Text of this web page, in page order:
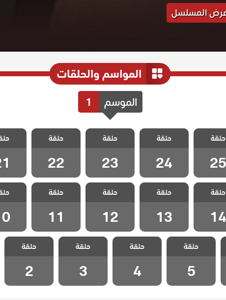
المسلسل
المواسم والحلقات
الموسم 1
وجع
الحلقة
25
حلقة
25
مسلسل وجع
القلب الحلقة
24
حلقة
24
مسلسل وجع
القلب الحلقة
23
حلقة
23
مسلسل وجع
القلب الحلقة
22
حلقة
22
القلب
وجع
الحلقة
14
حلقة
14
مسلسل وجع
القلب الحلقة
13
حلقة
13
مسلسل وجع
القلب الحلقة
12
حلقة
12
مسلسل وجع
القلب الحلقة
11
حلقة
11
القلب
مسلسل وجع
القلب الحلقة 5
حلقة
5
مسلسل وجع
القلب الحلقة 4
حلقة
4
مسلسل وجع
القلب الحلقة 3
حلقة
3
مسلسل وجع
القلب الحلقة 2
حلقة
2